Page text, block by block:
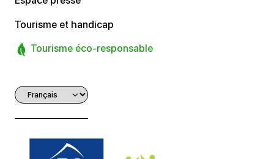
Tourisme et handicap
Tourisme éco-responsable